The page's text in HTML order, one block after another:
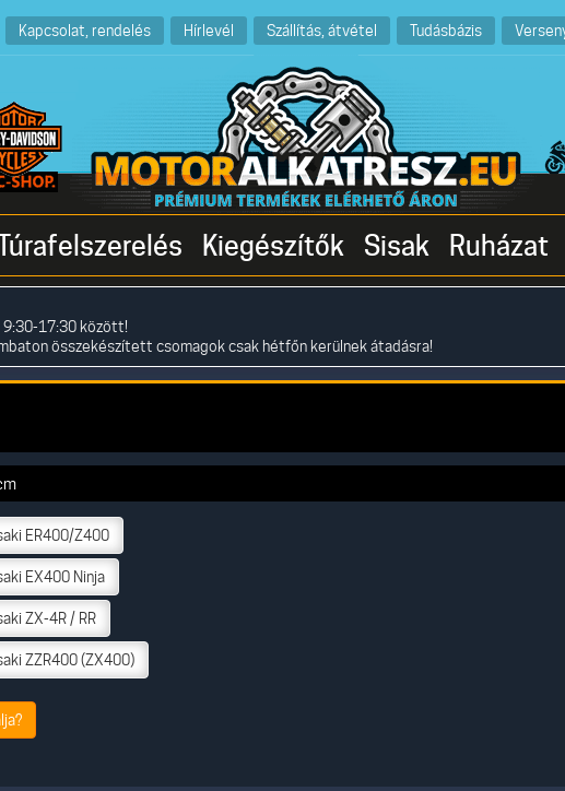
Kapcsolat, rendelés Hírlevél Szállítás, átvétel Tudásbázis
Kiegészítők Sisak Ruházat
17:30 között!
összekészített csomagok csak hétfőn kerülnek átadásra!
ER400/Z400
EX400 Ninja
ZX-4R / RR
ZZR400 (ZX400)